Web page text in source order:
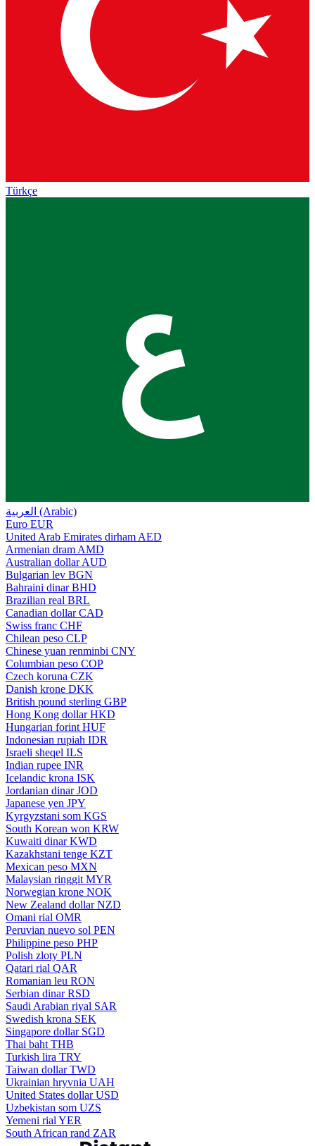
Türkçe
ع
العربية (Arabic)
Euro EUR
United Arab Emirates dirham AED
Armenian dram AMD
Australian dollar AUD
Bulgarian lev BGN
Bahraini dinar BHD
Brazilian real BRL
Canadian dollar CAD
Swiss franc CHF
Chilean peso CLP
Chinese yuan renminbi CNY
Columbian peso COP
Czech koruna CZK
Danish krone DKK
British pound sterling GBP
Hong Kong dollar HKD
Hungarian forint HUF
Indonesian rupiah IDR
Israeli sheqel ILS
Indian rupee INR
Icelandic krona ISK
Jordanian dinar JOD
Japanese yen JPY
Kyrgyzstani som KGS
South Korean won KRW
Kuwaiti dinar KWD
Kazakhstani tenge KZT
Mexican peso MXN
Malaysian ringgit MYR
Norwegian krone NOK
New Zealand dollar NZD
Omani rial OMR
Peruvian nuevo sol PEN
Philippine peso PHP
Polish zloty PLN
Qatari rial QAR
Romanian leu RON
Serbian dinar RSD
Saudi Arabian riyal SAR
Swedish krona SEK
Singapore dollar SGD
Thai baht THB
Turkish lira TRY
Taiwan dollar TWD
Ukrainian hryvnia UAH
United States dollar USD
Uzbekistan som UZS
Yemeni rial YER
South African rand ZAR